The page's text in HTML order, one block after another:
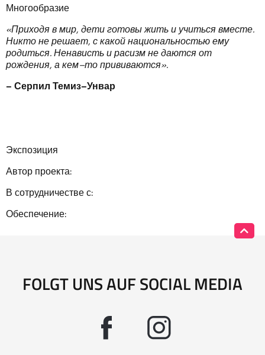
Многообразие
«Приходявмир, детиготовыжитьи учитьсявместе.
Никтонерешает, скакойнациональностьюему
родиться.Ненавистьирасизмнедаютсяот
рождения, акем–топрививаются».
– Серпил Темиз–Унвар
Экспозиция
Автор проекта:
В сотрудничестве с:
Обеспечение:
FOLGT UNS AUF SOCIAL MEDIA